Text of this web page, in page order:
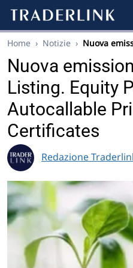
Home › Notizie › Nuova
Nuova
Listing. Equity
Autocallable
Certificates
Redazione